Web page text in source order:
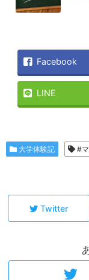
Facebook
LINE
大学体験記 #
Twitter